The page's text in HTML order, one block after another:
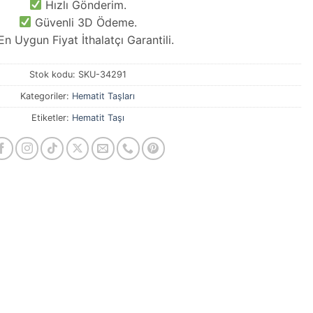
Hızlı Gönderim.
Güvenli 3D Ödeme.
Uygun Fiyat İthalatçı Garantili.
Stok kodu: SKU-34291
Kategoriler: Hematit Taşları
Etiketler: Hematit Taşı